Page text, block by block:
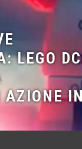
LEGO DC
AZIONE